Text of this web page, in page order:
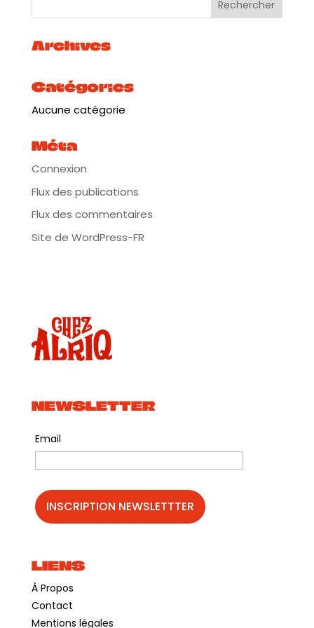
Archives
Catégories
Aucune catégorie
Méta
Connexion
Flux des publications
Flux des commentaires
Site de WordPress-FR
NEWSLETTER
Email
LIENS
À Propos
Contact
Mentions légales